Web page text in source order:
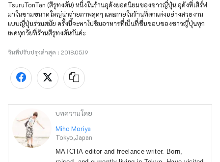
TsuruTonTan (สีรุทงตัน) หนึ่งในร้านอุด้งยอดนิยมของชาวญี่ปุ่น อุด้งที่เสิร์ฟ
มาในชามขนาดใหญ่น่าถ่ายภาพสุดๆ และภายในร้านที่ตกแต่งอย่างสวยงาม
แบบญี่ปุ่นร่วมสมัย ครั้งนี้จะพาไปชิมอาหารที่เป็นที่ชื่นชอบของชาวญี่ปุ่นทุก
เพศทุกวัยที่ร้านสึรุทงตันกันค่ะ
วันที่ปรับปรุงล่าสุด : 2018.05.19
บทความโดย
Miho Moriya
Tokyo,Japan
MATCHA editor and freelance writer. Born,